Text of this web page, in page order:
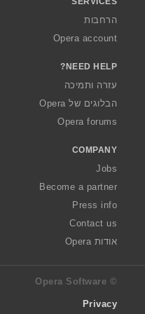
הרחבות
Opera account
NEED HELP?
עזרה ותמיכה
הבלוגים של Opera
Opera forums
COMPANY
Jobs
Become a partner
Press info
Contact us
אודות Opera
© Opera Software
Privacy